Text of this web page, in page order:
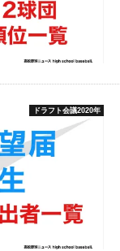
ドラフト会議2020年